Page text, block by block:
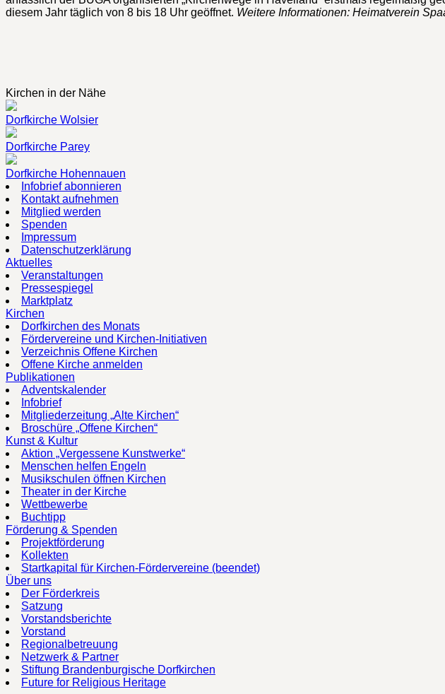
diesem Jahr täglich von 8 bis 18 Uhr geöffnet. Weitere Informationen: Heimatverein
Kirchen in der Nähe
Dorfkirche Wolsier
Dorfkirche Parey
Dorfkirche Hohennauen
Infobrief abonnieren
Kontakt aufnehmen
Mitglied werden
Spenden
Impressum
Datenschutzerklärung
Aktuelles
Veranstaltungen
Pressespiegel
Marktplatz
Kirchen
Dorfkirchen des Monats
Fördervereine und Kirchen-Initiativen
Verzeichnis Offene Kirchen
Offene Kirche anmelden
Publikationen
Adventskalender
Infobrief
Mitgliederzeitung „Alte Kirchen“
Broschüre „Offene Kirchen“
Kunst & Kultur
Aktion „Vergessene Kunstwerke“
Menschen helfen Engeln
Musikschulen öffnen Kirchen
Theater in der Kirche
Wettbewerbe
Buchtipp
Förderung & Spenden
Projektförderung
Kollekten
Startkapital für Kirchen-Fördervereine (beendet)
Über uns
Der Förderkreis
Satzung
Vorstandsberichte
Vorstand
Regionalbetreuung
Netzwerk & Partner
Stiftung Brandenburgische Dorfkirchen
Future for Religious Heritage